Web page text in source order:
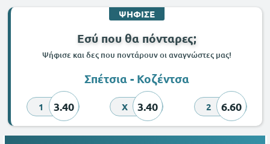
ΨΗΦΙΣΕ
Εσύ που θα πόνταρες;
Ψήφισε και δες που ποντάρουν οι αναγνώστες μας!
Σπέτσια - Κοζέντσα
1 3.40 X 3.40 2 6.60